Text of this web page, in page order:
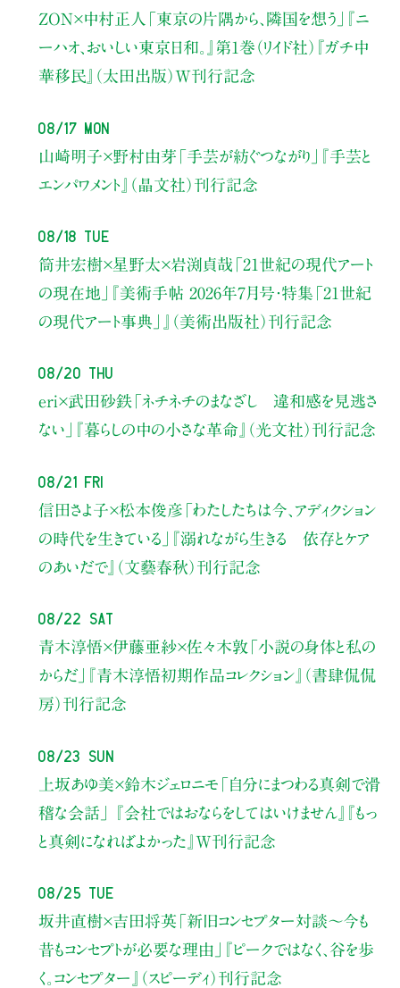
ZON×中村正人 「東京の片隅から、隣国を想う」
『ニ
ーハオ、おいしい東京日和。』第1巻（リイド社） 『ガチ中
華移民』（太田出版）W刊行記念
08/17 Mon
山崎明子×野村由芽 「手芸が紡ぐつながり」
『手芸と
エンパワメント』（晶文社）刊行記念
08/18 Tue
筒井宏樹×星野太×岩渕貞哉 「21世紀の現代アート
の現在地」
『美術手帖 2026年7月号・特集「21世紀
の現代アート事典」』（美術出版社）刊行記念
08/20 Thu
eri×武田砂鉄「ネチネチのまなざし 違和感を見逃さ
ない」
『暮らしの中の小さな革命』（光文社）刊行記念
08/21 Fri
信田さよ子×松本俊彦 「わたしたちは今、アディクション
の時代を生きている」
『溺れながら生きる 依存とケア
のあいだで』（文藝春秋）刊行記念
08/22 Sat
青木淳悟×伊藤亜紗×佐々木敦 「小説の身体と私の
からだ」
『青木淳悟初期作品コレクション』（書肆侃侃
房）刊行記念
08/23 Sun
上坂あゆ美×鈴木ジェロニモ 「自分にまつわる真剣で滑
稽な会話」
『会社ではおならをしてはいけません』『もっ
と真剣になればよかった』W刊行記念
08/25 Tue
坂井直樹×吉田将英「新旧コンセプター対談～今も
昔もコンセプトが必要な理由」
『ピークではなく、谷を歩
く。コンセプター』（スピーディ）刊行記念